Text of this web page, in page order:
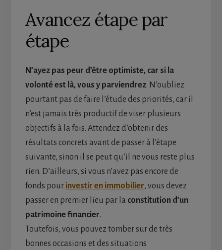
Avancez étape par
étape
N’ayez pas peur d’être optimiste, car si la
volonté est là, vous y parviendrez. N’oubliez
pourtant pas de faire l’étude des priorités, car il
n’est jamais très productif de viser plusieurs
objectifs à la fois. Attendez d’obtenir des
résultats concrets avant de passer à l’étape
suivante, sinon il se peut qu’il ne vous reste plus
rien. D’ailleurs, si vous n’avez pas encore de
fonds pour investir en immobilier, vous devez
passer en premier lieu par la constitution d’un
patrimoine financier.
Toutefois, vous pouvez tomber sur de très
bonnes occasions et des situations